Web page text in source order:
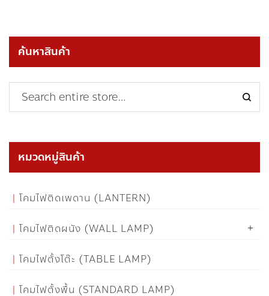
ค้นหาสินค้า
หมวดหมู่สินค้า
โคมไฟติดเพดาน (LANTERN)
โคมไฟติดผนัง (WALL LAMP)
โคมไฟตั้งโต๊ะ (TABLE LAMP)
โคมไฟตั้งพื้น (STANDARD LAMP)